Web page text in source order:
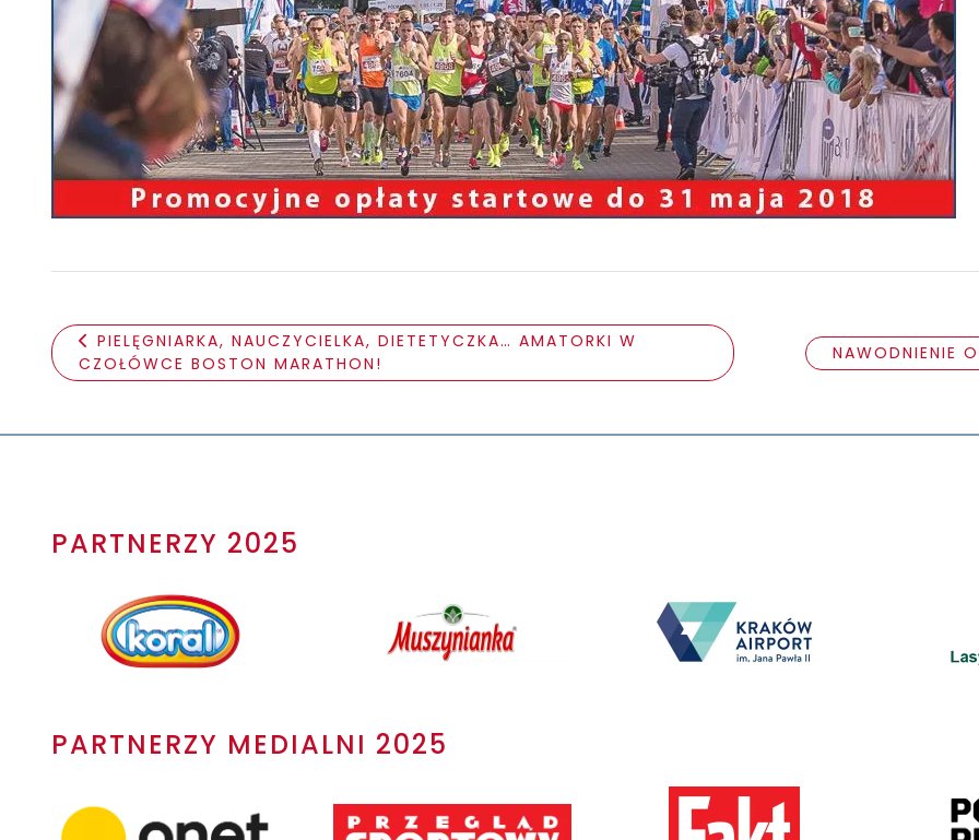
PIELĘGNIARKA, NAUCZYCIELKA, DIETETYCZKA… AMATORKI W
CZOŁÓWCE BOSTON MARATHON!
NAWODNIENIE
PARTNERZY 2025
PARTNERZY MEDIALNI 2025